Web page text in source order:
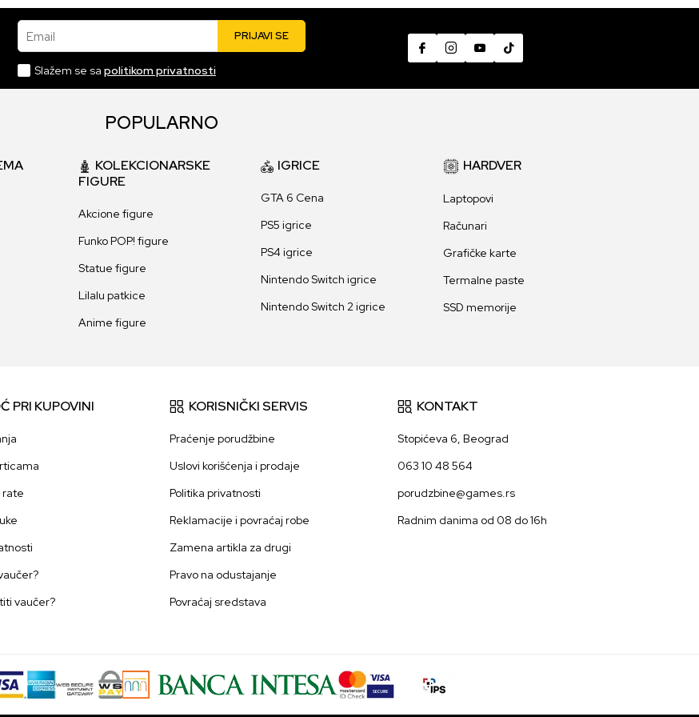
Email PRIJAVI SE
Slažem se sa politikom privatnosti
POPULARNO
KOLEKCIONARSKE
FIGURE
Akcione figure
Funko POP! figure
Statue figure
Lilalu patkice
Anime figure
IGRICE
GTA 6 Cena
PS5 igrice
PS4 igrice
Nintendo Switch igrice
Nintendo Switch 2 igrice
HARDVER
Laptopovi
Računari
Grafičke karte
Termalne paste
SSD memorije
PRI KUPOVINI
rate
vaučer?
KORISNIČKI SERVIS
Praćenje porudžbine
Uslovi korišćenja i prodaje
Politika privatnosti
Reklamacije i povraćaj robe
Zamena artikla za drugi
Pravo na odustajanje
Povraćaj sredstava
KONTAKT
Stopićeva 6, Beograd
063 10 48 564
porudzbine@games.rs
Radnim danima od 08 do 16h